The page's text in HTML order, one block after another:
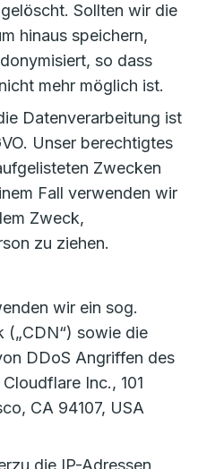
Sollten wir die
hinaus speichern,
so dass
mehr möglich ist.
Datenverarbeitung ist
Unser berechtigtes
Zwecken
Fall verwenden wir
Zweck,
zu ziehen.
wir ein sog.
(„CDN“) sowie die
DDoS Angriffen des
Inc., 101
CA 94107, USA
die IP-Adressen,